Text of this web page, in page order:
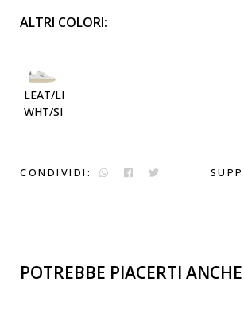
ALTRI COLORI:
LEAT/LEAT
WHT/SILVER
CONDIVIDI:
POTREBBE PIACERTI ANCHE